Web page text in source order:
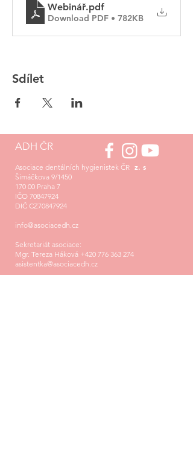
Webinář.pdf
Download PDF • 782KB
Sdílet
ADH ČR
Asociace dentálních hygienistek ČR z. s
Šimáčkova 9/1450
170 00 Praha 7
IČO 70847924
DIČ CZ70847924
info@asociacedh.cz
Sekretariát asociace:
Mgr. Tereza Háková +420 776 363 274
asistentka@asociacedh.cz